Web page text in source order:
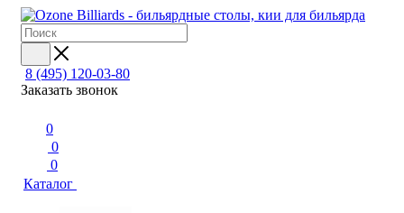
8 (495) 120-03-80
Заказать звонок
0
0
0
Каталог